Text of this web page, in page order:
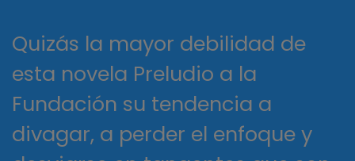
Quizás la mayor debilidad de
esta novela Preludio a la
Fundación su tendencia a
divagar, a perder el enfoque y